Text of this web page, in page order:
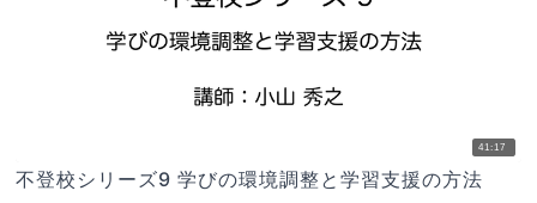
41:17
不登校シリーズ9 学びの環境調整と学習支援の方法